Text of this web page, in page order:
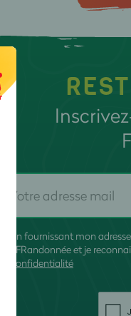
En fournissant mon
FFRandonnée et je
confidentialité